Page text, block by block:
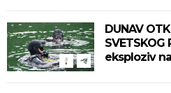
DUNAV
SVETSKOG
eksploziv